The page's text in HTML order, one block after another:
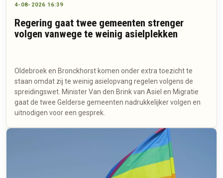
4-08-2026 16:39
Regering gaat twee gemeenten strenger
volgen vanwege te weinig asielplekken
Oldebroek en Bronckhorst komen onder extra toezicht te
staan omdat zij te weinig asielopvang regelen volgens de
spreidingswet. Minister Van den Brink van Asiel en Migratie
gaat de twee Gelderse gemeenten nadrukkelijker volgen en
uitnodigen voor een gesprek.